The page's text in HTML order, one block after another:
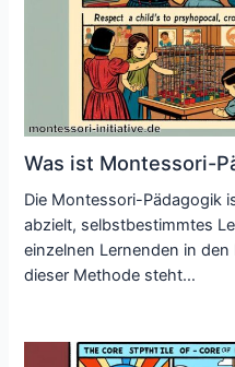
Was ist Montessori-
Die Montessori-Pädagogik
abzielt, selbstbestimmtes
einzelnen Lernenden in
dieser Methode steht…